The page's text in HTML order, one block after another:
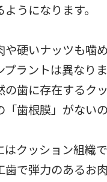
うになります。
硬いナッツも噛
ラントは異なり
の歯に存在するク
「歯根膜」がないの
はクッション組織
歯で弾力のあるお